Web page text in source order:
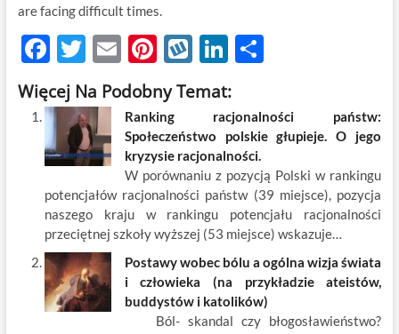
are facing difficult times.
F
ac
e
b
o
o
k
T
w
itt
er
E
m
ail
Pi
nt
er
es
t
W
k
o
p
Li
k
e
dI
n
S
ar
e
Więcej Na Podobny Temat:
Ranking racjonalności państw:
Społeczeństwo polskie głupieje. O jego
kryzysie racjonalności.
W porównaniu z pozycją Polski w rankingu
potencjałów racjonalności państw (39 miejsce), pozycja
naszego kraju w rankingu potencjału racjonalności
przeciętnej szkoły wyższej (53 miejsce) wskazuje…
Postawy wobec bólu a ogólna wizja świata
i człowieka (na przykładzie ateistów,
buddystów i katolików)
Ból- skandal czy błogosławieństwo?